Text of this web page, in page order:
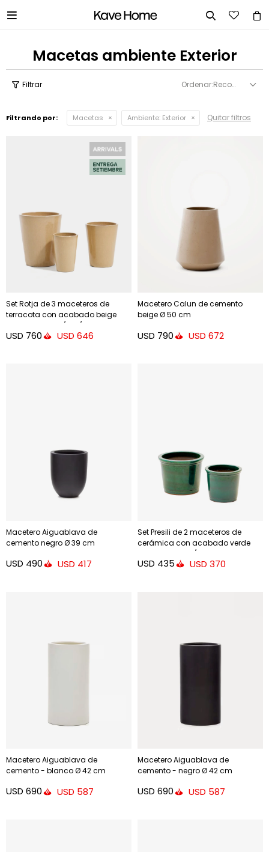
 
Macetas ambiente Exterior
Recomendados
Filtrando por: Macetas Ambiente: Exterior Quitar filtros
Set Rotja de 3 maceteros de
terracota con acabado beige
glaseado Ø 26 / 35 / 47 cm.
USD 760 USD 646
Macetero Calun de cemento
beige Ø 50 cm
USD 790 USD 672
Macetero Aiguablava de
cemento negro Ø 39 cm
USD 490 USD 417
Set Presili de 2 maceteros de
cerámica con acabado verde
glaseado Ø 37 / 47 cm
USD 435 USD 370
Macetero Aiguablava de
cemento - blanco Ø 42 cm
USD 690 USD 587
Macetero Aiguablava de
cemento - negro Ø 42 cm
USD 690 USD 587